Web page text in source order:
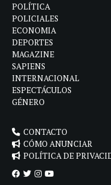
POLÍTICA
POLICIALES
ECONOMIA
DEPORTES
MAGAZINE
SAPIENS
INTERNACIONAL
ESPECTÁCULOS
GÉNERO
CONTACTO
CÓMO ANUNCIAR
POLÍTICA DE